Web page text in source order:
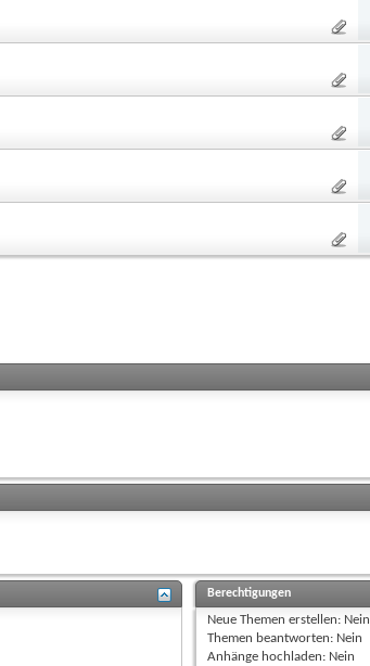
Berechtigungen
Neue Themen erstellen: Nein
Themen beantworten: Nein
Anhänge hochladen: Nein